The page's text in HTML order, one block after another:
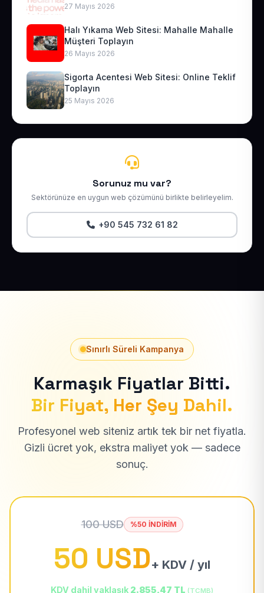
27 Mayıs 2026
Halı Yıkama Web Sitesi: Mahalle Mahalle
Müşteri Toplayın
26 Mayıs 2026
Sigorta Acentesi Web Sitesi: Online Teklif
Toplayın
25 Mayıs 2026
Sorunuz mu var?
Sektörünüze en uygun web çözümünü birlikte belirleyelim.
+90 545 732 61 82
Sınırlı Süreli Kampanya
Karmaşık Fiyatlar Bitti.
Bir Fiyat, Her Şey Dahil.
Profesyonel web siteniz artık tek bir net fiyatla.
Gizli ücret yok, ekstra maliyet yok — sadece
sonuç.
100 USD %50 İNDİRİM
50 USD+ KDV / yıl
KDV dahil yaklaşık 2.855,47 TL (TCMB)